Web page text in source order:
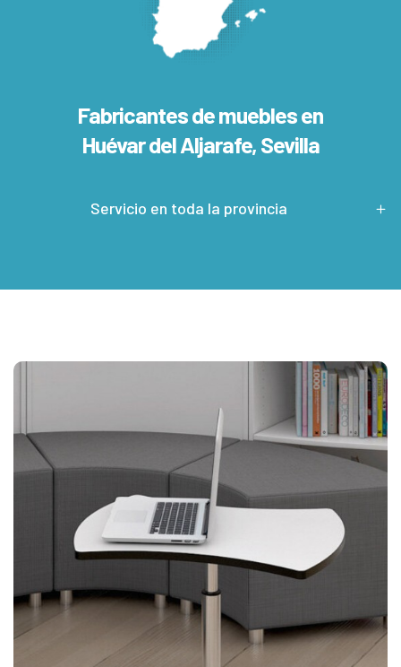
Fabricantes de muebles en
Huévar del Aljarafe, Sevilla
Servicio en toda la provincia